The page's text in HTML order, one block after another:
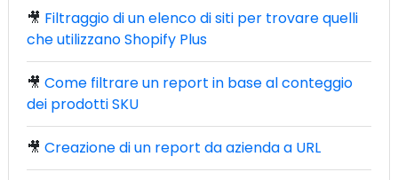
🎥 Filtraggio di un elenco di siti per trovare quelli
che utilizzano Shopify Plus
🎥 Come filtrare un report in base al conteggio
dei prodotti SKU
🎥 Creazione di un report da azienda a URL